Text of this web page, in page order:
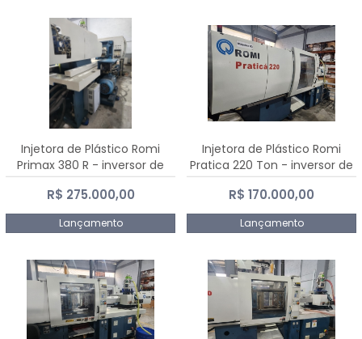
Injetora de Plástico Romi
Primax 380 R - inversor de
frequência NR 12
R$ 275.000,00
Lançamento
Injetora de Plástico Romi
Pratica 220 Ton - inversor de
frequência NR 12
R$ 170.000,00
Lançamento